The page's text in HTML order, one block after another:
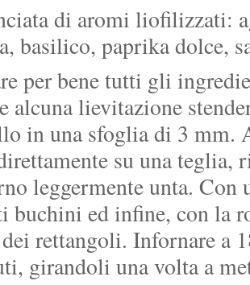
di aromi liofilizzati:
basilico, paprika dolce,
per bene tutti gli
alcuna lievitazione
in una sfoglia di 3 mm.
su una teglia,
leggermente unta. Con
buchini ed infine, con la
rettangoli. Infornare a
girandoli una volta a